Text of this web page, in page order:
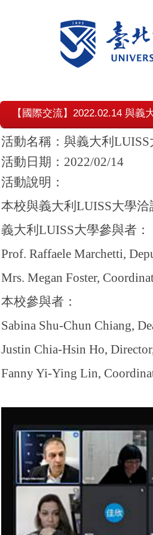
【國際交流】2022.02.14 與義
活動名稱：與義大利
活動日期：2022/02/14
活動說明：
本校與義大利LUISS大學洽
義大利LUISS大學參與者：
Prof. Raffaele Marchetti,
Mrs. Megan Foster,
本校參與者：
Sabina Shu-Chun Chiang,
Justin Chia-Hsin Ho,
Fanny Yi-Ying Lin,